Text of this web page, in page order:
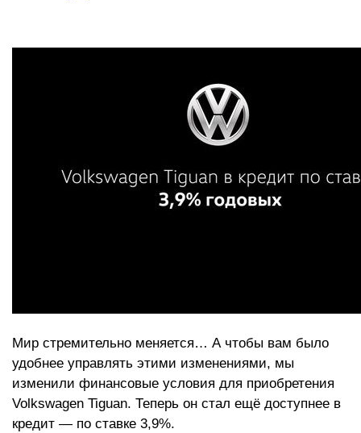
Мир стремительно меняется… А чтобы вам было
удобнее управлять этими изменениями, мы
изменили финансовые условия для приобретения
Volkswagen Tiguan. Теперь он стал ещё доступнее в
кредит — по ставке 3,9%.